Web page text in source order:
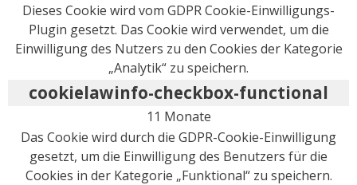
Dieses Cookie wird vom GDPR Cookie-Einwilligungs-
Plugin gesetzt. Das Cookie wird verwendet, um die
Einwilligung des Nutzers zu den Cookies der Kategorie
„Analytik“ zu speichern.
cookielawinfo-checkbox-functional
11 Monate
Das Cookie wird durch die GDPR-Cookie-Einwilligung
gesetzt, um die Einwilligung des Benutzers für die
Cookies in der Kategorie „Funktional“ zu speichern.